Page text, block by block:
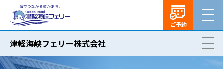
ご予約
津軽海峡フェリー株式会社